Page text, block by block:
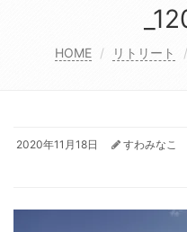
HOME リトリート
2020年11月18日 すわみなこ